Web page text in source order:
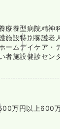
療養型病院精神
施設特別養護老
ームデイケア・
者施設健診セン
万円以上600